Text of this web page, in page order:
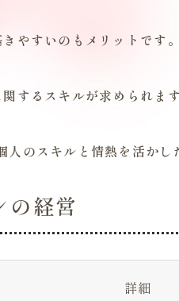
やすいのもメリットです。
するスキルが求められます
のスキルと情熱を活かし
の経営
詳細